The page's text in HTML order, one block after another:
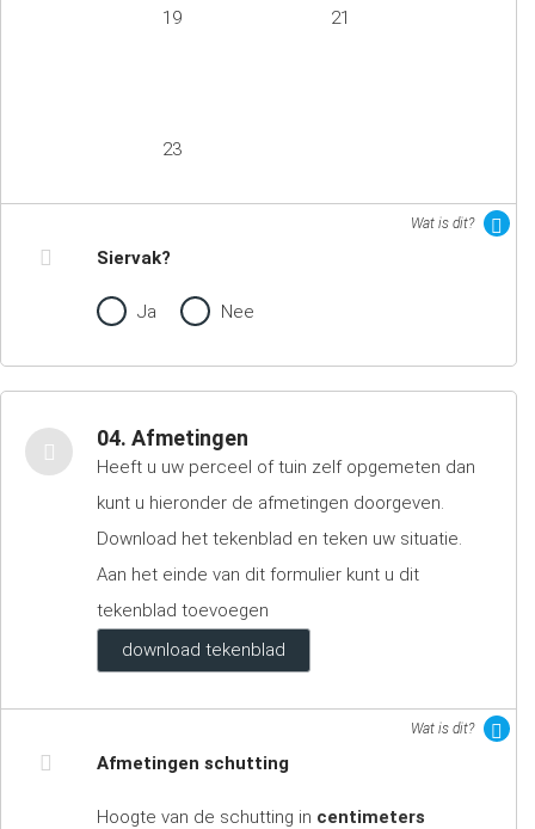
19 21
23
Wat is dit?
Siervak?
Ja Nee
04. Afmetingen
Heeft u uw perceel of tuin zelf opgemeten dan
kunt u hieronder de afmetingen doorgeven.
Download het tekenblad en teken uw situatie.
Aan het einde van dit formulier kunt u dit
tekenblad toevoegen
download tekenblad
Wat is dit?
Afmetingen schutting
Hoogte van de schutting in centimeters